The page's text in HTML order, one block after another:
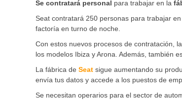
Se contratará personal para trabajar en la
Seat contratará 250 personas para trabajar
factoría en turno de noche.
Con estos nuevos procesos de contratación,
los modelos Ibiza y Arona. Además, también
La fábrica de Seat sigue aumentando su
envía tus datos y accede a los puestos de
Se necesitan operarios para el sector de